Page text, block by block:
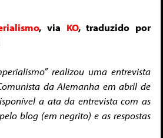
, via KO, traduzido por
realizou uma entrevista
da Alemanha em abril de
a ata da entrevista com as
blog (em negrito) e as respostas